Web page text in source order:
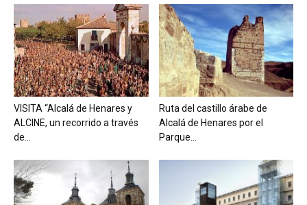
VISITA “Alcalá de Henares y
ALCINE, un recorrido a través
de...
Ruta del castillo árabe de
Alcalá de Henares por el
Parque...